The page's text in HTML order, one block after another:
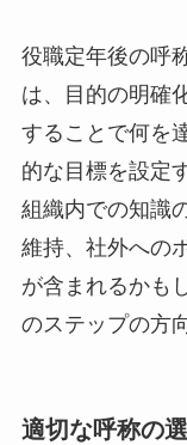
役職定年後の呼
は、目的の明確
することで何を
的な目標を設定
組織内での知識
維持、社外への
が含まれるかも
のステップの方
適切な呼称の